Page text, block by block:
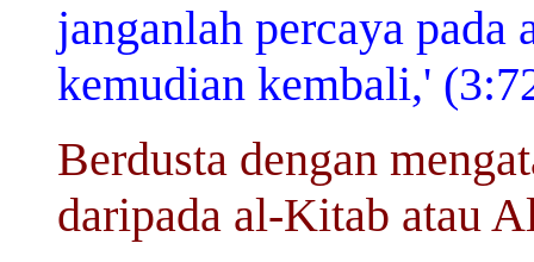
janganlah percaya pada
kemudian kembali,'
Berdusta dengan
daripada al-Kitab atau